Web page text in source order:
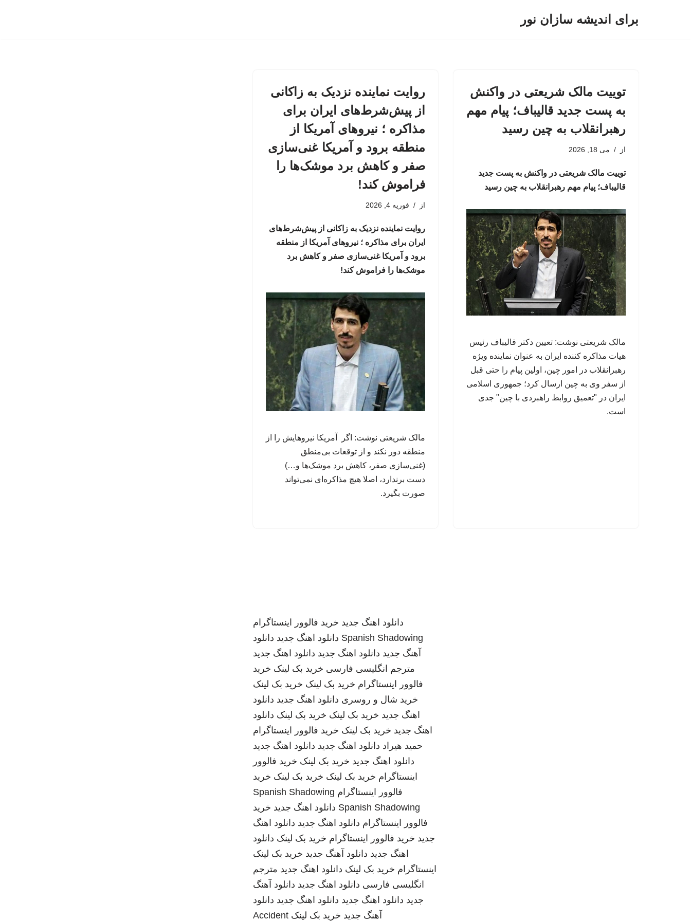
برای اندیشه سازان نور
توییت مالک شریعتی در واکنش
به پست جدید قالیباف؛ پیام مهم
رهبرانقلاب به چین رسید
از می 18, 2026
توییت مالک شریعتی در واکنش به پست جدید
قالیباف؛ پیام مهم رهبرانقلاب به چین رسید
مالک شریعتی نوشت: تعیین دکتر قالیباف رئیس
هیات مذاکره کننده ایران به عنوان نماینده ویژه
رهبرانقلاب در امور چین، اولین پیام را حتی قبل
از سفر وی به چین ارسال کرد؛ جمهوری اسلامی
ایران در "تعمیق روابط راهبردی با چین" جدی
است.
روایت نماینده نزدیک به زاکانی
از پیش‌شرط‌های ایران برای
مذاکره ؛ نیروهای آمریکا از
منطقه برود و آمریکا غنی‌سازی
صفر و کاهش برد موشک‌ها را
فراموش کند!
از فوریه 4, 2026
روایت نماینده نزدیک به زاکانی از پیش‌شرط‌های
ایران برای مذاکره ؛ نیروهای آمریکا از منطقه
برود و آمریکا غنی‌سازی صفر و کاهش برد
موشک‌ها را فراموش کند!
مالک شریعتی نوشت: اگر آمریکا نیروهایش را از
منطقه دور نکند و از توقعات بی‌منطق
(غنی‌سازی صفر، کاهش برد موشک‌ها و…)
دست برندارد، اصلا هیچ مذاکره‌ای نمی‌تواند
صورت بگیرد.
دانلود اهنگ جدید خرید فالوور اینستاگرام
Spanish Shadowing دانلود اهنگ جدید دانلود
آهنگ جدید دانلود اهنگ جدید دانلود اهنگ جدید
مترجم انگلیسی فارسی خرید بک لینک خرید
فالوور اینستاگرام خرید بک لینک خرید بک لینک
خرید شال و روسری دانلود اهنگ جدید دانلود
اهنگ جدید خرید بک لینک خرید بک لینک دانلود
اهنگ جدید خرید بک لینک خرید فالوور اینستاگرام
حمید هیراد دانلود اهنگ جدید دانلود اهنگ جدید
دانلود اهنگ جدید خرید بک لینک خرید فالوور
اینستاگرام خرید بک لینک خرید بک لینک خرید
فالوور اینستاگرام Spanish Shadowing
Spanish Shadowing دانلود اهنگ جدید خرید
فالوور اینستاگرام دانلود اهنگ جدید دانلود اهنگ
جدید خرید فالوور اینستاگرام خرید بک لینک دانلود
اهنگ جدید دانلود آهنگ جدید خرید بک لینک
اینستاگرام خرید بک لینک دانلود اهنگ جدید مترجم
انگلیسی فارسی دانلود اهنگ جدید دانلود آهنگ
جدید دانلود اهنگ جدید دانلود اهنگ جدید دانلود
آهنگ جدید خرید بک لینک Accident